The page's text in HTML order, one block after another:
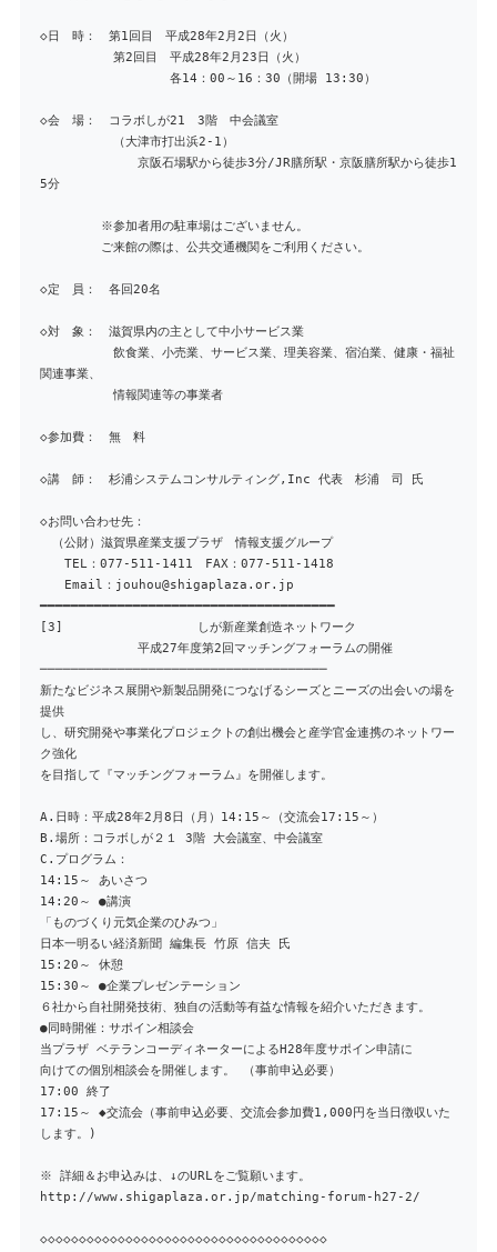
◇日 時： 第1回目 平成28年2月2日（火）
第2回目 平成28年2月23日（火）
各14：00～16：30（開場 13:30）
◇会 場： コラボしが21 3階 中会議室
（大津市打出浜2-1）
京阪石場駅から徒歩3分/JR膳所駅・京阪膳所駅から徒歩1
5分
※参加者用の駐車場はございません。
ご来館の際は、公共交通機関をご利用ください。
◇定 員： 各回20名
◇対 象： 滋賀県内の主として中小サービス業
飲食業、小売業、サービス業、理美容業、宿泊業、健康・福祉
関連事業、
情報関連等の事業者
◇参加費： 無 料
◇講 師： 杉浦システムコンサルティング,Inc 代表 杉浦 司 氏
◇お問い合わせ先：
（公財）滋賀県産業支援プラザ 情報支援グループ
TEL：077-511-1411 FAX：077-511-1418
Email：jouhou@shigaplaza.or.jp
━━━━━━━━━━━━━━━━━━━━━━━━━━━━━━━━━━━━━━
[3] しが新産業創造ネットワーク
平成27年度第2回マッチングフォーラムの開催
─────────────────────────────────────
新たなビジネス展開や新製品開発につなげるシーズとニーズの出会いの場を
提供
し、研究開発や事業化プロジェクトの創出機会と産学官金連携のネットワー
ク強化
を目指して『マッチングフォーラム』を開催します。
A.日時：平成28年2月8日（月）14:15～（交流会17:15～）
B.場所：コラボしが２１ 3階 大会議室、中会議室
C.プログラム：
14:15～ あいさつ
14:20～ ●講演
「ものづくり元気企業のひみつ」
日本一明るい経済新聞 編集長 竹原 信夫 氏
15:20～ 休憩
15:30～ ●企業プレゼンテーション
６社から自社開発技術、独自の活動等有益な情報を紹介いただきます。
●同時開催：サポイン相談会
当プラザ ベテランコーディネーターによるH28年度サポイン申請に
向けての個別相談会を開催します。 （事前申込必要）
17:00 終了
17:15～ ◆交流会（事前申込必要、交流会参加費1,000円を当日徴収いた
します。)
※ 詳細＆お申込みは、↓のURLをご覧願います。
http://www.shigaplaza.or.jp/matching-forum-h27-2/
◇◇◇◇◇◇◇◇◇◇◇◇◇◇◇◇◇◇◇◇◇◇◇◇◇◇◇◇◇◇◇◇◇◇◇◇◇